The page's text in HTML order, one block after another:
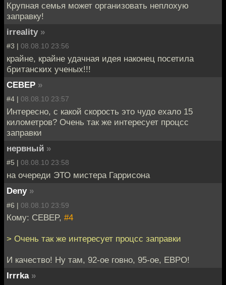
Крупная семья может организовать неплохую
заправку!
irreality »
#3 | 08.08.10 23:56
крайне, крайне удачная идея наконец посетила
британских ученых!!!
CEBEP »
#4 | 08.08.10 23:57
Интересно, с какой скорость это чудо ехало 15
километров? Очень так же интересует процсс
заправки
нервный »
#5 | 08.08.10 23:58
на очереди ЭТО мистера Гаррисона
Deny »
#6 | 08.08.10 23:59
Кому: CEBEP, #4
> Очень так же интересует процсс заправки
И качество! Ну там, 92-ое говно, 95-ое, ЕВРО!
Irrrka »